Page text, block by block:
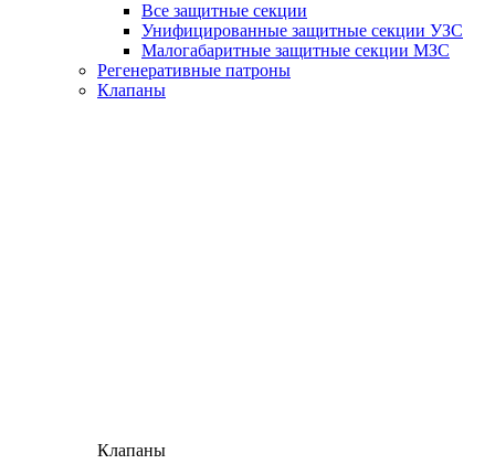
Все защитные секции
Унифицированные защитные секции УЗС
Малогабаритные защитные секции МЗС
Регенеративные патроны
Клапаны
Клапаны